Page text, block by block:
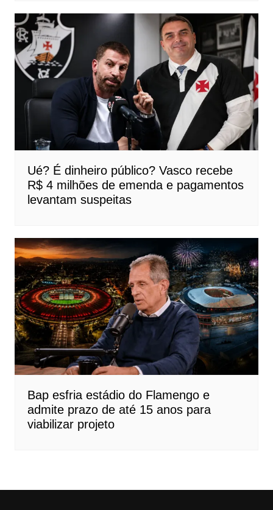
Ué? É dinheiro público? Vasco recebe
R$ 4 milhões de emenda e pagamentos
levantam suspeitas
Bap esfria estádio do Flamengo e
admite prazo de até 15 anos para
viabilizar projeto